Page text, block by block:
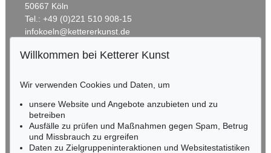
Auktion 560 - Lot 13
Ergebnis:€ 571.500
50667 Köln
Tel.: +49 (0)221 510 908-15
infokoeln@kettererkunst.de
RHEINLAND-PFALZ
Miriam Heß
Tel.: +49 (0)62 21 58 80-038
Fax: +49 (0)62 21 58 80-595
infoheidelberg@kettererkunst.de
Willkommen bei Ketterer Kunst
Wir verwenden Cookies und Daten, um
unsere Website und Angebote anzubieten und zu
betreiben
Ausfälle zu prüfen und Maßnahmen gegen Spam, Betrug
und Missbrauch zu ergreifen
Daten zu Zielgruppeninteraktionen und Websitestatistiken